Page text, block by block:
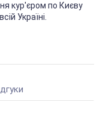
кур'єром по Києву
Україні.